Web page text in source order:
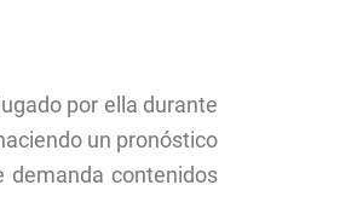
por ella durante
un pronóstico
demanda contenidos